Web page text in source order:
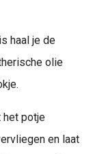
haal je de
olie
het potje
en laat